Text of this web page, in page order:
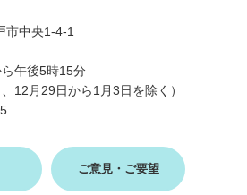
中央1-4-1
午後5時15分
12月29日から1月3日を除く）
ご意見・ご要望